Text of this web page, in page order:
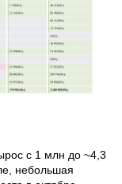
с 1 млн до ~4,3
небольшая